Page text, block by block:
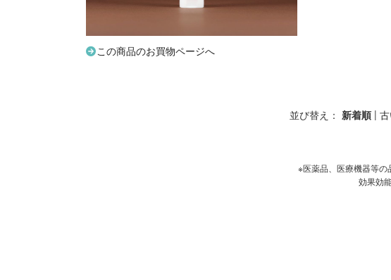
この商品のお買物ページへ
並び替え： 新着順 |
※医薬品、医療機器等
効果効